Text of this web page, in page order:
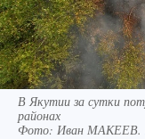
В Якутии за сутки
районах
Фото: Иван МАКЕЕВ.